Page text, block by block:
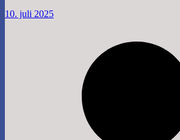
10. juli 2025